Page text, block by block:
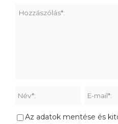
Az adatok mentése és